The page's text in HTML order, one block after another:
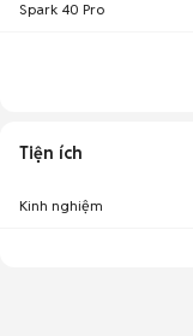
Spark 40 Pro
Tiện ích
Kinh nghiệm